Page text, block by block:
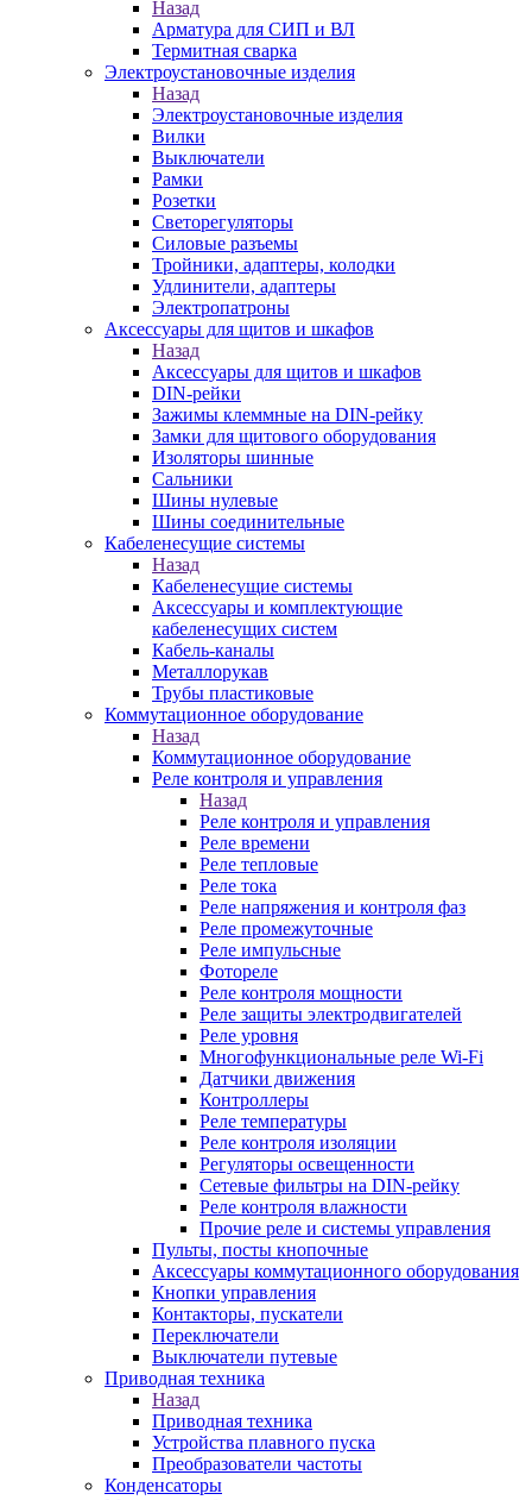
Назад
Арматура для СИП и ВЛ
Термитная сварка
Электроустановочные изделия
Назад
Электроустановочные изделия
Вилки
Выключатели
Рамки
Розетки
Светорегуляторы
Силовые разъемы
Тройники, адаптеры, колодки
Удлинители, адаптеры
Электропатроны
Аксессуары для щитов и шкафов
Назад
Аксессуары для щитов и шкафов
DIN-рейки
Зажимы клеммные на DIN-рейку
Замки для щитового оборудования
Изоляторы шинные
Сальники
Шины нулевые
Шины соединительные
Кабеленесущие системы
Назад
Кабеленесущие системы
Аксессуары и комплектующие
кабеленесущих систем
Кабель-каналы
Металлорукав
Трубы пластиковые
Коммутационное оборудование
Назад
Коммутационное оборудование
Реле контроля и управления
Назад
Реле контроля и управления
Реле времени
Реле тепловые
Реле тока
Реле напряжения и контроля фаз
Реле промежуточные
Реле импульсные
Фотореле
Реле контроля мощности
Реле защиты электродвигателей
Реле уровня
Многофункциональные реле Wi-Fi
Датчики движения
Контроллеры
Реле температуры
Реле контроля изоляции
Регуляторы освещенности
Сетевые фильтры на DIN-рейку
Реле контроля влажности
Прочие реле и системы управления
Пульты, посты кнопочные
Аксессуары коммутационного оборудования
Кнопки управления
Контакторы, пускатели
Переключатели
Выключатели путевые
Приводная техника
Назад
Приводная техника
Устройства плавного пуска
Преобразователи частоты
Конденсаторы